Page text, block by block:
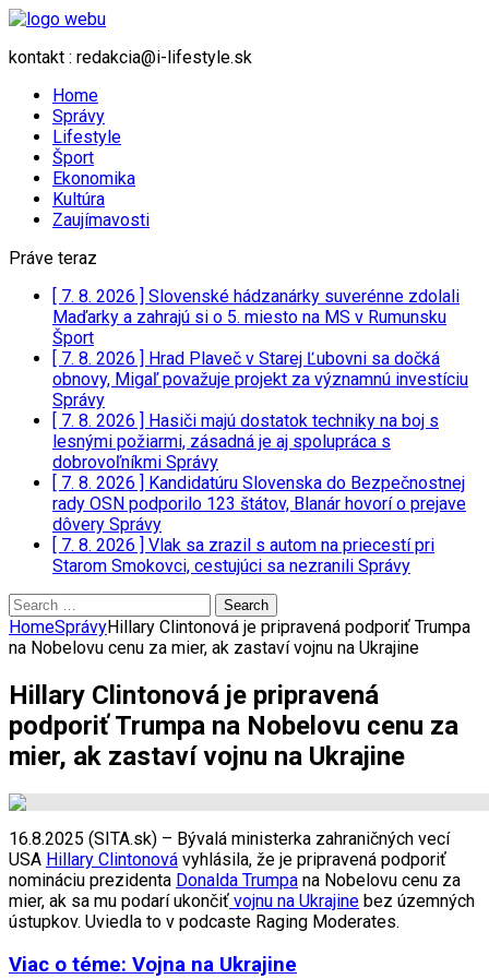
kontakt : redakcia@i-lifestyle.sk
Home
Správy
Lifestyle
Šport
Ekonomika
Kultúra
Zaujímavosti
Práve teraz
[ 7. 8. 2026 ] Slovenské hádzanárky suverénne zdolali
Maďarky a zahrajú si o 5. miesto na MS v Rumunsku
Šport
[ 7. 8. 2026 ] Hrad Plaveč v Starej Ľubovni sa dočká
obnovy, Migaľ považuje projekt za významnú investíciu
Správy
[ 7. 8. 2026 ] Hasiči majú dostatok techniky na boj s
lesnými požiarmi, zásadná je aj spolupráca s
dobrovoľníkmi Správy
[ 7. 8. 2026 ] Kandidatúru Slovenska do Bezpečnostnej
rady OSN podporilo 123 štátov, Blanár hovorí o prejave
dôvery Správy
[ 7. 8. 2026 ] Vlak sa zrazil s autom na priecestí pri
Starom Smokovci, cestujúci sa nezranili Správy
Search
for:
HomeSprávyHillary Clintonová je pripravená podporiť Trumpa
na Nobelovu cenu za mier, ak zastaví vojnu na Ukrajine
Hillary Clintonová je pripravená
podporiť Trumpa na Nobelovu cenu za
mier, ak zastaví vojnu na Ukrajine
16.8.2025 (SITA.sk) – Bývalá ministerka zahraničných vecí
USA Hillary Clintonová vyhlásila, že je pripravená podporiť
nomináciu prezidenta Donalda Trumpa na Nobelovu cenu za
mier, ak sa mu podarí ukončiť vojnu na Ukrajine bez územných
ústupkov. Uviedla to v podcaste Raging Moderates.
Viac o téme: Vojna na Ukrajine